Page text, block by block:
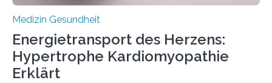
Medizin Gesundheit
Energietransport des Herzens:
Hypertrophe Kardiomyopathie
Erklärt